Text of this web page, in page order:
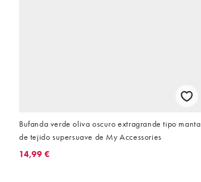
Bufanda verde oliva oscuro extragrande tipo manta
de tejido supersuave de My Accessories
14,99 €